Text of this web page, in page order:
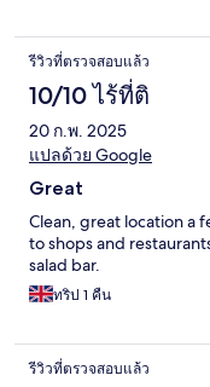
รีวิวที่ตรวจสอบแล้ว
10/10 ไร้ที่ติ
20 ก.พ. 2025
แปลด้วย Google
Great
Clean, great location a
to shops and
salad bar.
ทริป 1 คืน
รีวิวที่ตรวจสอบแล้ว